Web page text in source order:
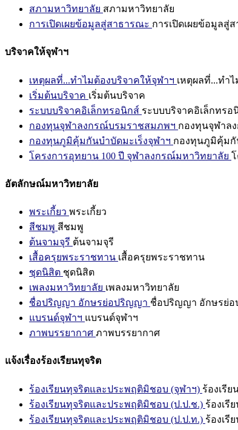
สภามหาวิทยาลัย สภามหาวิทยาลัย
การเปิดเผยข้อมูลสู่สาธารณะ การเปิดเผยข้อมูลสู่
บริจาคให้จุฬาฯ
เหตุผลที่...ทำไมต้องบริจาคให้จุฬาฯ เหตุผลที่...ทำ
เริ่มต้นบริจาค เริ่มต้นบริจาค
ระบบบริจาคอิเล็กทรอนิกส์ ระบบบริจาคอิเล็กทรอ
กองทุนจุฬาลงกรณ์บรมราชสมภพฯ กองทุนจุฬาล
กองทุนภูมิคุ้มกันบำบัดมะเร็งจุฬาฯ กองทุนภูมิคุ้มกั
โครงการอุทยาน 100 ปี จุฬาลงกรณ์มหาวิทยาลัย
อัตลักษณ์มหาวิทยาลัย
พระเกี้ยว พระเกี้ยว
สีชมพู สีชมพู
ต้นจามจุรี ต้นจามจุรี
เสื้อครุยพระราชทาน เสื้อครุยพระราชทาน
ชุดนิสิต ชุดนิสิต
เพลงมหาวิทยาลัย เพลงมหาวิทยาลัย
ชื่อปริญญา อักษรย่อปริญญา ชื่อปริญญา อักษรย่
แบรนด์จุฬาฯ แบรนด์จุฬาฯ
ภาพบรรยากาศ ภาพบรรยากาศ
แจ้งเรื่องร้องเรียนทุจริต
ร้องเรียนทุจริตและประพฤติมิชอบ (จุฬาฯ) ร้องเรี
ร้องเรียนทุจริตและประพฤติมิชอบ (ป.ป.ช.) ร้องเรี
ร้องเรียนทุจริตและประพฤติมิชอบ (ป.ป.ท.) ร้องเรี